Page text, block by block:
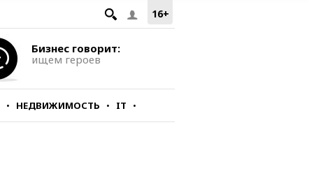
16+
Бизнес говорит:
ищем героев
НЕДВИЖИМОСТЬ IT